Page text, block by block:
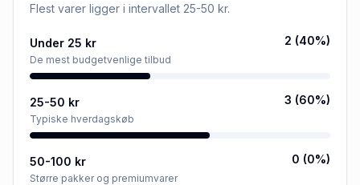
Flest varer ligger i intervallet 25-50 kr.
Under 25 kr
De mest budgetvenlige tilbud
2 (40%)
25-50 kr
Typiske hverdagskøb
3 (60%)
50-100 kr
Større pakker og premiumvarer
0 (0%)